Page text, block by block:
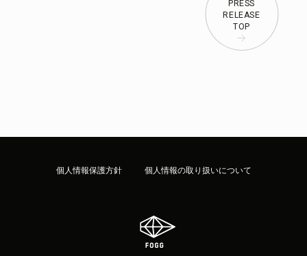
PRESS
RELEASE
TOP
個人情報保護方針 個人情報の取り扱いについて